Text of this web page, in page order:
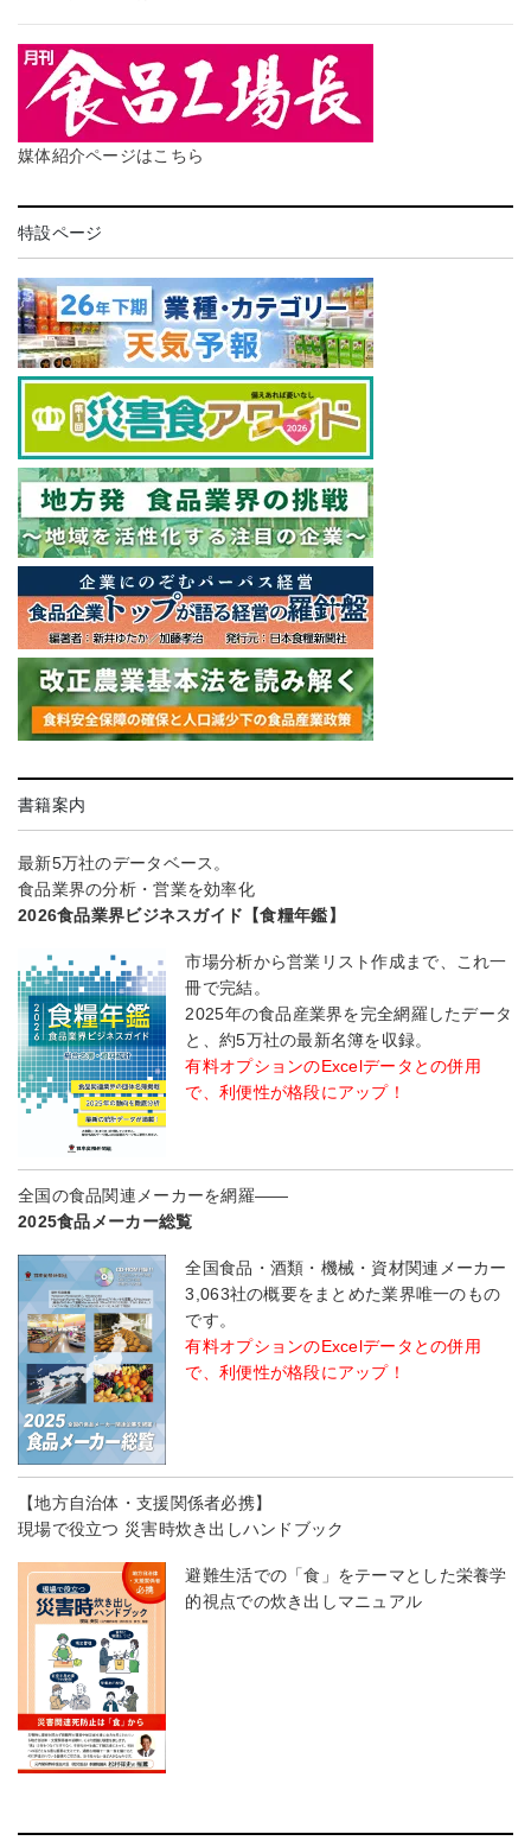
媒体紹介ページはこちら
特設ページ
書籍案内
最新5万社のデータベース。
食品業界の分析・営業を効率化
2026食品業界ビジネスガイド【食糧年鑑】
市場分析から営業リスト作成まで、これ一
冊で完結。
2025年の食品産業界を完全網羅したデータ
と、約5万社の最新名簿を収録。
有料オプションのExcelデータとの併用
で、利便性が格段にアップ！
全国の食品関連メーカーを網羅――
2025食品メーカー総覧
全国食品・酒類・機械・資材関連メーカー
3,063社の概要をまとめた業界唯一のもの
です。
有料オプションのExcelデータとの併用
で、利便性が格段にアップ！
【地方自治体・支援関係者必携】
現場で役立つ 災害時炊き出しハンドブック
避難生活での「食」をテーマとした栄養学
的視点での炊き出しマニュアル